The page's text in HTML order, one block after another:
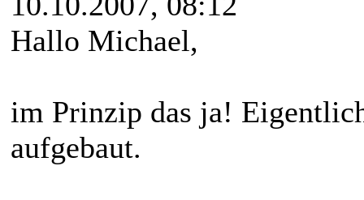
Hallo Michael,
im Prinzip das ja!
aufgebaut.